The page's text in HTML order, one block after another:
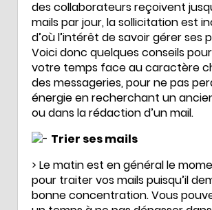
des collaborateurs reçoivent
mails par jour, la sollicitation est
d’où l’intérêt de savoir gérer ses
Voici donc quelques conseils
votre temps face au caractère
des messageries, pour ne pas
énergie en recherchant un
ou dans la rédaction d’un mail.
Trier ses mails
> Le matin est en général le
pour traiter vos mails puisqu’il
bonne concentration. Vous